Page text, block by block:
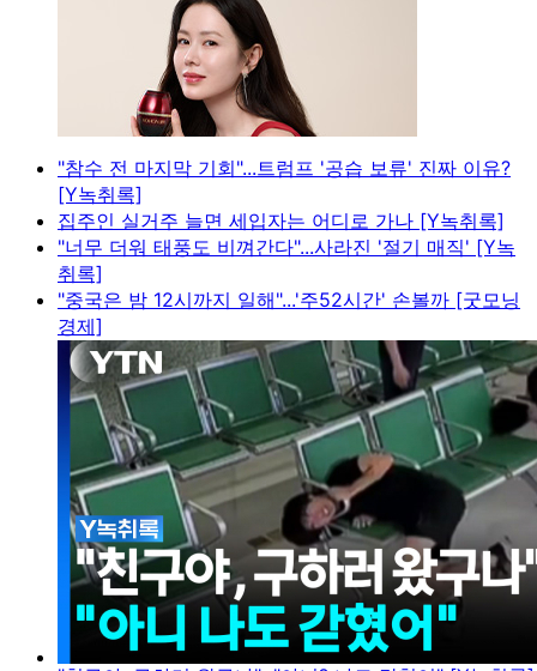
"참수 전 마지막 기회"...트럼프 '공습 보류' 진짜 이유?
[Y녹취록]
집주인 실거주 늘면 세입자는 어디로 가나 [Y녹취록]
"너무 더워 태풍도 비껴간다"...사라진 '절기 매직' [Y녹
취록]
"중국은 밤 12시까지 일해"...'주52시간' 손볼까 [굿모닝
경제]